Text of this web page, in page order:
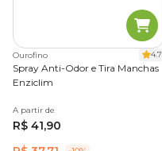
Ourofino 4.7
Spray Anti-Odor e Tira Manchas
Enziclim
A partir de
R$ 41,90